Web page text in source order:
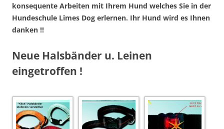
konsequente Arbeiten mit Ihrem Hund welches Sie in der
Hundeschule Limes Dog erlernen. Ihr Hund wird es Ihnen
danken !!
Neue Halsbänder u. Leinen
eingetroffen !